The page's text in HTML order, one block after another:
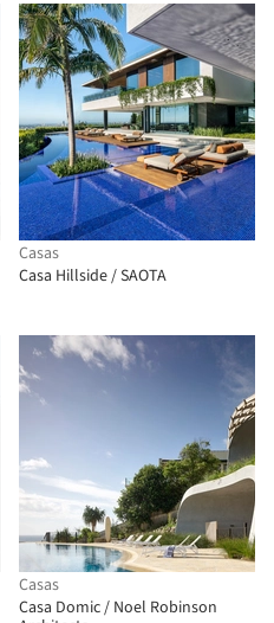
Casas
Casa Hillside / SAOTA
Casas
Casa Domic / Noel Robinson